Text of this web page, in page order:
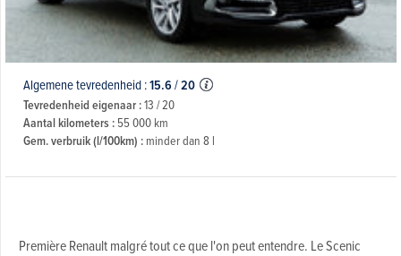
Algemene tevredenheid :15.6/20
Tevredenheid eigenaar :13 / 20
Aantal kilometers :55 000 km
Gem. verbruik (l/100km) :minder dan 8 l
Première Renault malgré tout ce que l'on peut entendre. Le Scenic